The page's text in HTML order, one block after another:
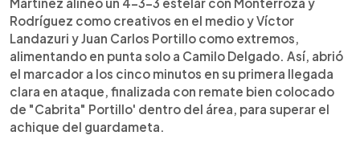
Rodríguez como creativos en el medio y Víctor
Landazuri y Juan Carlos Portillo como extremos,
alimentando en punta solo a Camilo Delgado. Así, abrió
el marcador a los cinco minutos en su primera llegada
clara en ataque, finalizada con remate bien colocado
de "Cabrita" Portillo' dentro del área, para superar el
achique del guardameta.